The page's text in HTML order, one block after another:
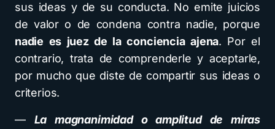
sus ideas y de su conducta. No emite juicios
de valor o de condena contra nadie, porque
nadie es juez de la conciencia ajena. Por el
contrario, trata de comprenderle y aceptarle,
por mucho que diste de compartir sus ideas o
criterios.
— La magnanimidad o amplitud de miras